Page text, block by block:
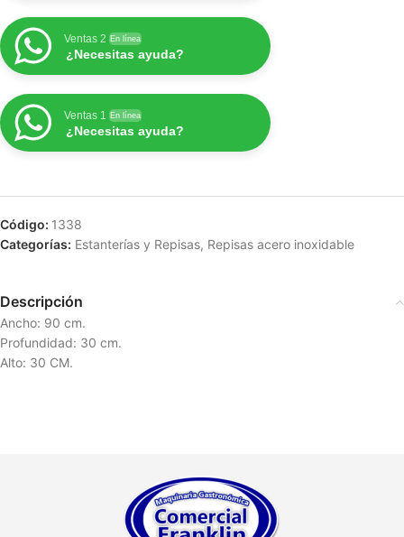
Ventas 2 En línea
¿Necesitas ayuda?
Ventas 1 En línea
¿Necesitas ayuda?
Código: 1338
Categorías: Estanterías y Repisas, Repisas acero inoxidable
Descripción
Ancho: 90 cm.
Profundidad: 30 cm.
Alto: 30 CM.